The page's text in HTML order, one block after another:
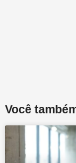
Você